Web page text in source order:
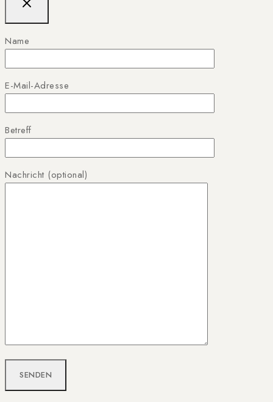
Name
E-Mail-Adresse
Betreff
Nachricht (optional)